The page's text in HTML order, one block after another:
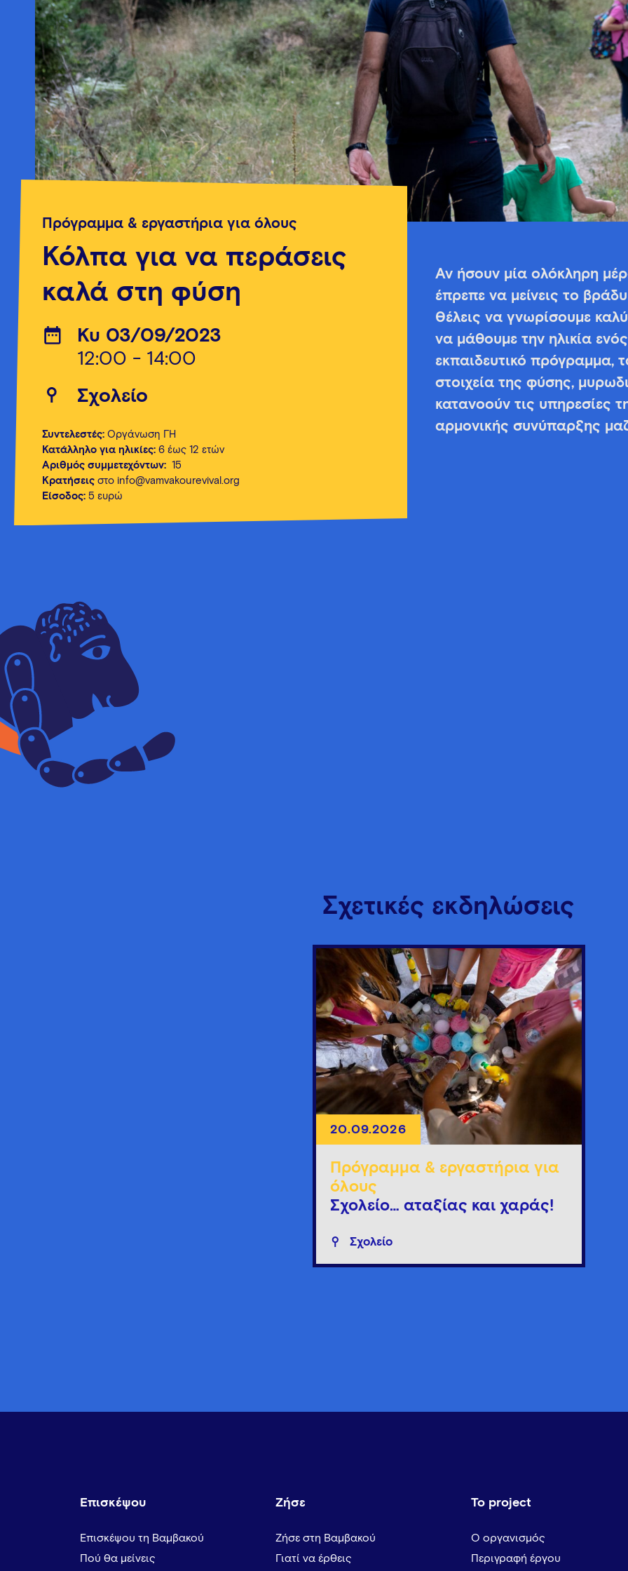
Πρόγραμμα & εργαστήρια για όλους
Κόλπα για να περάσεις
καλά στη φύση
Κυ 03/09/2023
12:00 - 14:00
Σχολείο
Συντελεστές: Οργάνωση ΓΗ
Κατάλληλο για ηλικίες: 6 έως 12 ετών
Αριθμός συμμετεχόντων: 15
Κρατήσεις στο info@vamvakourevival.org
Είσοδος: 5 ευρώ
Αν ήσουν μία ολόκληρη
έπρεπε να μείνεις το
Θέλεις να γνωρίσουμε
να μάθουμε την ηλικία
εκπαιδευτικό πρόγραμμα,
στοιχεία της φύσης,
κατανοούν τις υπηρεσίες
αρμονικής συνύπαρξης
Σχετικές εκδηλώσεις
20.09.2026
Πρόγραμμα & εργαστήρια για
όλους
Σχολείο… αταξίας και χαράς!
Σχολείο
Επισκέψου
Επισκέψου τη Βαμβακού
Πού θα μείνεις
Ζήσε
Ζήσε στη Βαμβακού
Γιατί να έρθεις
Το project
Ο οργανισμός
Περιγραφή έργου